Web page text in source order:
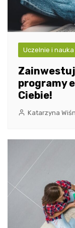
Uczelnie i nauka
programy
Ciebie!
Katarzyna